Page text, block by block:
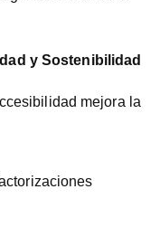
y Sostenibilidad
mejora la